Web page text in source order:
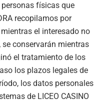
físicas que
recopilamos por
el interesado no
conservarán mientras
el tratamiento de los
los plazos legales de
los datos personales
de LICEO CASINO